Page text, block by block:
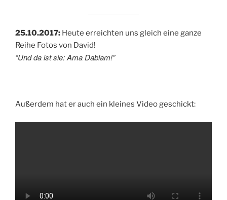
25.10.2017: Heute erreichten uns gleich eine ganze
Reihe Fotos von David!
“Und da ist sie: Ama Dablam!”
Außerdem hat er auch ein kleines Video geschickt: